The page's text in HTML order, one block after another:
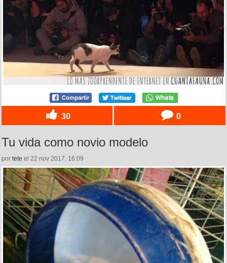
30 0
Tu vida como novio modelo
por tete el 22 nov 2017, 16:09